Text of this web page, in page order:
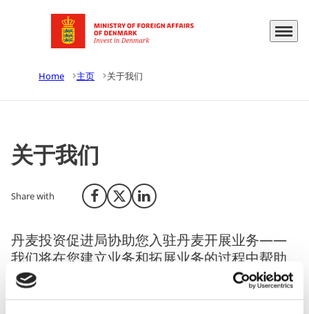
Go to frontpage Menu
Home 主页 关于我们
关于我们
Share with Share on Facebook
Share on X (Twitter)
Share on LinkedIn
丹麦投资促进局协助您入驻丹麦开展业务——
我们将在您建立业务和拓展业务的过程中帮助
您，我们的服务是免费的，且为您的商业活动
保密。